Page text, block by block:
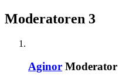
Moderatoren 3
Aginor Moderator